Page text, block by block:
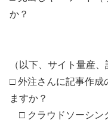
か？
（以下、サイト量産、
□ 外注さんに記事作成
ますか？
□ クラウドソーシン